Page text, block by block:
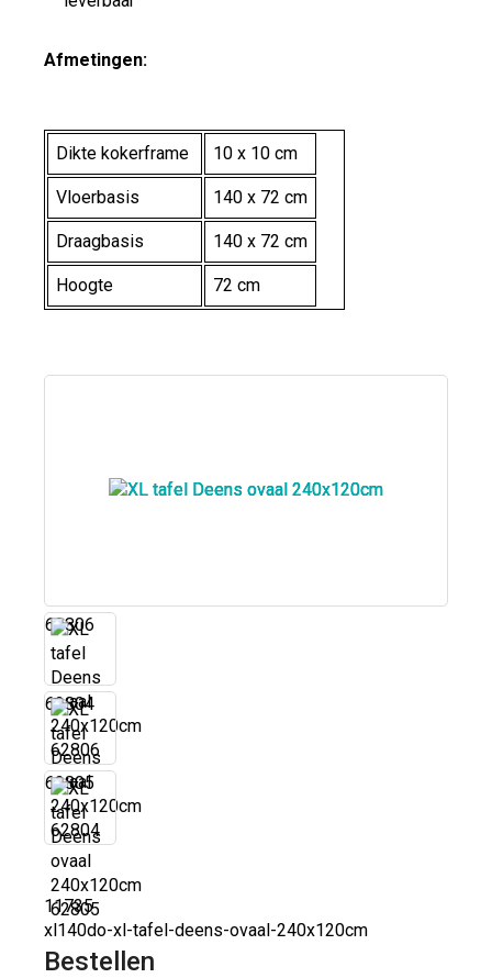
Afmetingen:
Dikte kokerframe 10 x 10 cm
Vloerbasis 140 x 72 cm
Draagbasis 140 x 72 cm
Hoogte 72 cm
62806
62804
62805
11735
xl140do-xl-tafel-deens-ovaal-240x120cm
Bestellen